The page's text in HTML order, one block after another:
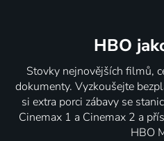
HBO
Stovky nejnovějších filmů,
dokumenty. Vyzkoušejte
si extra porci zábavy se
Cinemax 1 a Cinemax 2 a
HBO